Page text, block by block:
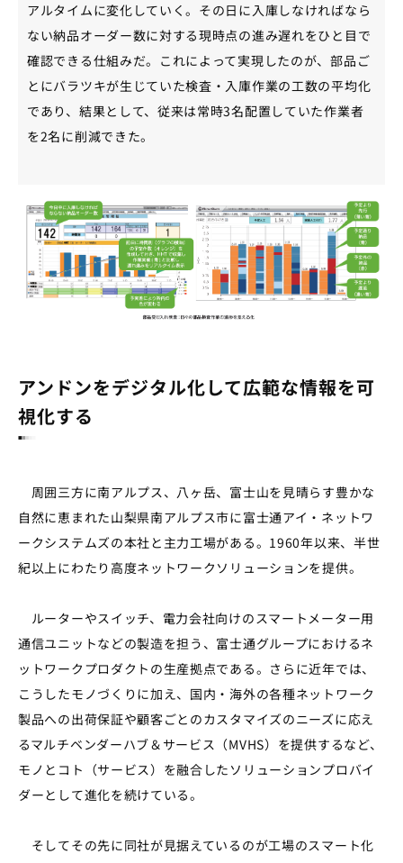
アルタイムに変化していく。その日に入庫しなければなら
ない納品オーダー数に対する現時点の進み遅れをひと目で
確認できる仕組みだ。これによって実現したのが、部品ご
とにバラツキが生じていた検査・入庫作業の工数の平均化
であり、結果として、従来は常時3名配置していた作業者
を2名に削減できた。
アンドンをデジタル化して広範な情報を可
視化する
周囲三方に南アルプス、八ヶ岳、富士山を見晴らす豊かな
自然に恵まれた山梨県南アルプス市に富士通アイ・ネットワ
ークシステムズの本社と主力工場がある。1960年以来、半世
紀以上にわたり高度ネットワークソリューションを提供。
ルーターやスイッチ、電力会社向けのスマートメーター用
通信ユニットなどの製造を担う、富士通グループにおけるネ
ットワークプロダクトの生産拠点である。さらに近年では、
こうしたモノづくりに加え、国内・海外の各種ネットワーク
製品への出荷保証や顧客ごとのカスタマイズのニーズに応え
るマルチベンダーハブ＆サービス（MVHS）を提供するなど、
モノとコト（サービス）を融合したソリューションプロバイ
ダーとして進化を続けている。
そしてその先に同社が見据えているのが工場のスマート化